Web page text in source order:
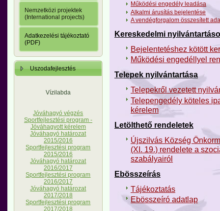
Nemzetközi projektek
(International projects)
Adatkezelési tájékoztató
(PDF)
Uszodafejlesztés
Vízilabda
Jóváhagyó végzés
Sportfejlesztési program -
Jóváhagyott kérelem
Jóváhagyó határozat
2015/2016
Sportfejlesztési program
2015/2016
Jóváhagyó határozat
2016/2017
Sportfejlesztési program
2016/2017
Jóváhagyó határozat
2017/2018
Sportfejlesztési program
2017/2018
Működési engedély leadása
Alkalmi árusítás bejelentése
A vendégforgalom összesített
Kereskedelmi
Bejelentetéshez kötött
Működési engedéllyel
Telepek nyilvántartása
Telepekről vezetett
Telepengedély köteles
kérelem
Letölthető rendeletek
Újszilvás Község
(XI. 19.) rendelete a
szabályairól
Ebösszeírás
Tájékoztatás
Ebösszeíró adatlap